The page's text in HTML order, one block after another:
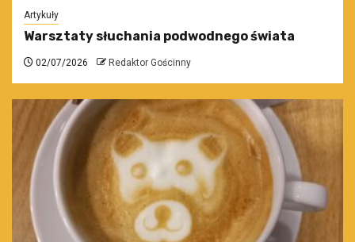
Artykuły
Warsztaty słuchania podwodnego świata
02/07/2026 Redaktor Gościnny